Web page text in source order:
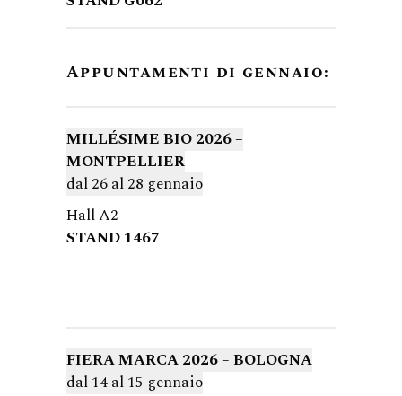
Appuntamenti di gennaio:
MILLÉSIME BIO2026 –
MONTPELLIER
dal 26 al 28 gennaio
Hall A2
STAND 1467
FIERA MARCA 2026 –BOLOGNA
dal 14 al 15 gennaio